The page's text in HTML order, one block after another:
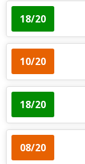
18/20
10/20
18/20
08/20